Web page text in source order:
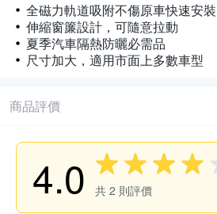
全磁力軌道吸附不傷原車快速安裝
伸縮窗簾設計，可隨意拉動
夏季汽車隔熱防曬必需品
尺寸加大，適用市面上多數車型
商品評價
4.0 共 2 則評價